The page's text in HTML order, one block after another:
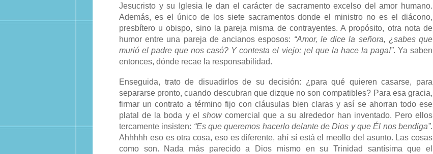
Jesucristo y su Iglesia le dan el carácter de sacramento excelso del amor humano.
Además, es el único de los siete sacramentos donde el ministro no es el diácono,
presbítero u obispo, sino la pareja misma de contrayentes. A propósito, otra nota de
humor entre una pareja de ancianos esposos: “Amor, le dice la señora, ¿sabes que
murió el padre que nos casó? Y contesta el viejo: ¡el que la hace la paga!”. Ya saben
entonces, dónde recae la responsabilidad.
Enseguida, trato de disuadirlos de su decisión: ¿para qué quieren casarse, para
separarse pronto, cuando descubran que dizque no son compatibles? Para esa gracia,
firmar un contrato a término fijo con cláusulas bien claras y así se ahorran todo ese
platal de la boda y el showcomercial que a su alrededor han inventado. Pero ellos
tercamente insisten: “Es que queremos hacerlo delante de Dios y que Él nos bendiga”.
Ahhhhh eso es otra cosa, eso es diferente, ahí sí está el meollo del asunto. Las cosas
como son. Nada más parecido a Dios mismo en su Trinidad santísima que el